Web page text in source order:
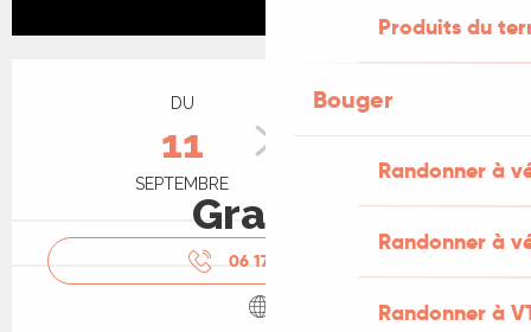
Produits du
Bouger
Randonner à
Randonner à
Randonner à
DU
11
SEPTEMBRE
AU
23
SEPTEMBRE
Gratuit
06 17 14 22